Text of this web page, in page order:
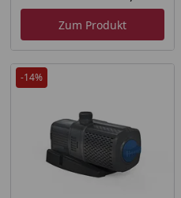
Zum Produkt
-14%